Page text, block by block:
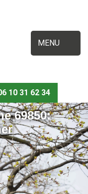
MENU
10 31 62 34
69850: